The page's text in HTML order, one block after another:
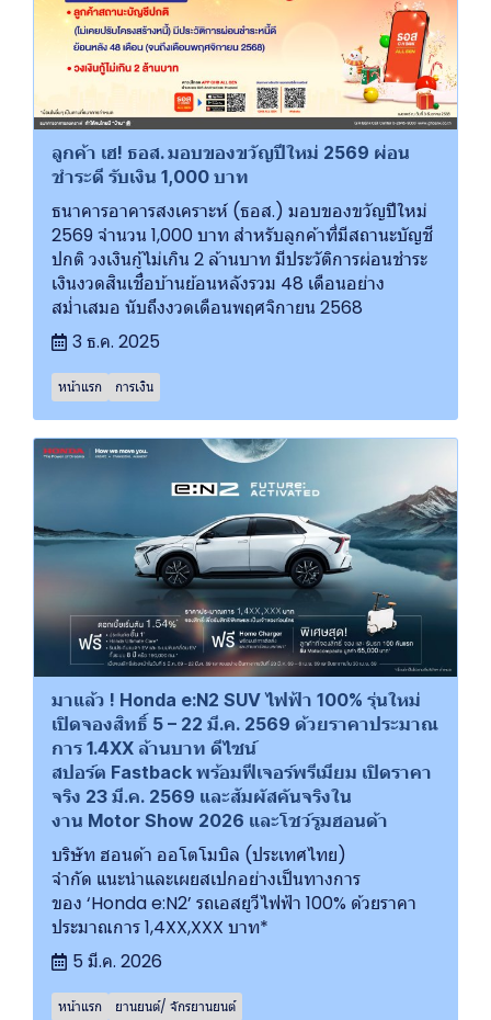
ลูกค้า เฮ! ธอส. มอบของขวัญปีใหม่ 2569 ผ่อน
ชำระดี รับเงิน 1,000 บาท
ธนาคารอาคารสงเคราะห์ (ธอส.) มอบของขวัญปีใหม่
2569 จำนวน 1,000 บาท สำหรับลูกค้าที่มีสถานะบัญชี
ปกติ วงเงินกู้ไม่เกิน 2 ล้านบาท มีประวัติการผ่อนชำระ
เงินงวดสินเชื่อบ้านย้อนหลังรวม 48 เดือนอย่าง
สม่ำเสมอ นับถึงงวดเดือนพฤศจิกายน 2568
3 ธ.ค. 2025
หน้าแรก การเงิน
มาแล้ว ! Honda e:N2 SUV ไฟฟ้า 100% รุ่นใหม่
เปิดจองสิทธิ์ 5 – 22 มี.ค. 2569 ด้วยราคาประมาณ
การ 1.4XX ล้านบาท ดีไซน์
สปอร์ต Fastback พร้อมฟีเจอร์พรีเมียม เปิดราคา
จริง 23 มี.ค. 2569 และสัมผัสคันจริงใน
งาน Motor Show 2026 และโชว์รูมฮอนด้า
บริษัท ฮอนด้า ออโตโมบิล (ประเทศไทย)
จำกัด แนะนำและเผยสเปกอย่างเป็นทางการ
ของ ‘Honda e:N2’ รถเอสยูวีไฟฟ้า 100% ด้วยราคา
ประมาณการ 1,4XX,XXX บาท*
5 มี.ค. 2026
หน้าแรก ยานยนต์/ จักรยานยนต์